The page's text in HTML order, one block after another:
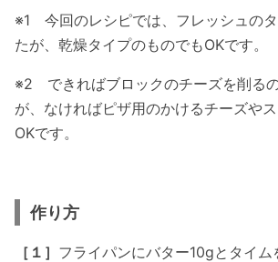
※1 今回のレシピでは、フレッシュの
たが、乾燥タイプのものでもOKです。
※2 できればブロックのチーズを削る
が、なければピザ用のかけるチーズや
OKです。
作り方
［１］ フライパンにバター10gとタイム